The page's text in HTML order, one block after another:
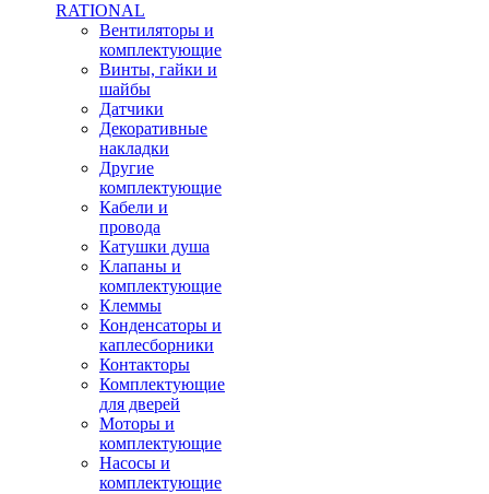
RATIONAL
Вентиляторы и
комплектующие
Винты, гайки и
шайбы
Датчики
Декоративные
накладки
Другие
комплектующие
Кабели и
провода
Катушки душа
Клапаны и
комплектующие
Клеммы
Конденсаторы и
каплесборники
Контакторы
Комплектующие
для дверей
Моторы и
комплектующие
Насосы и
комплектующие